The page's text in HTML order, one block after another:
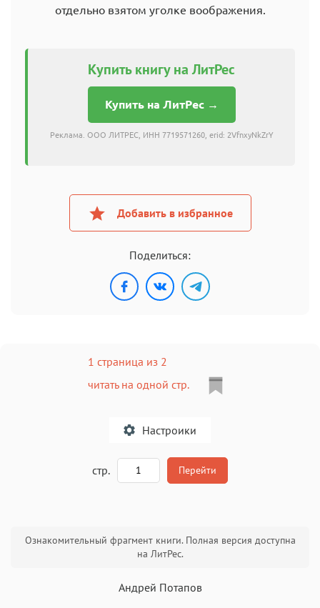
отдельно взятом уголке воображения.
Купить книгу на ЛитРес
Купить на ЛитРес →
Реклама. ООО ЛИТРЕС, ИНН 7719571260, erid: 2VfnxyNkZrY
Добавить в избранное
Поделиться:
1 страница из 2
читать на одной стр.
Настроики
стр. Перейти
Ознакомительный фрагмент книги. Полная версия доступна
на ЛитРес.
Андрей Потапов